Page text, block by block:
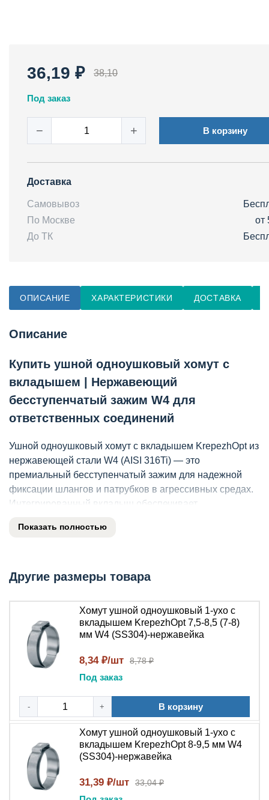
36,19 ₽ 38,10
Под заказ
− + В корзину
Доставка
Самовывоз
По Москве
от
До ТК
ОПИСАНИЕ ХАРАКТЕРИСТИКИ ДОСТАВКА
Описание
Купить ушной одноушковый хомут с
вкладышем | Нержавеющий
бесступенчатый зажим W4 для
ответственных соединений
Ушной одноушковый хомут с вкладышем KrepezhOpt из
нержавеющей стали W4 (AISI 316Ti) — это
премиальный бесступенчатый зажим для надежной
фиксации шлангов и патрубков в агрессивных средах.
Интегрированный вкладыш обеспечивает
нержавеющая сталь гарантирует максимальную
Ключевые характеристики
Параметр Значение
Тип изделия
Ушной одноушковый хомут с вкладышем
— бесступенчатый зажим с защитным
элементом
Нержавеющая сталь W4 (AISI 316Ti) —
максимальная коррозионная стойкость в
Вкладыш
Эластичный полимерный или резиновый
— защита фиксируемого объекта от
повреждений
Конструкция
Одноушковая (одноухая) с
интегрированным вкладышем —
бесступенчатое обжатие
Диапазон
Показать полностью
Другие размеры товара
Хомут ушной одноушковый 1-ухо с
вкладышем KrepezhOpt 7,5-8,5 (7-8)
мм W4 (SS304)-нержавейка
8,34 ₽/шт 8,78 ₽
Под заказ
- + В корзину
Хомут ушной одноушковый 1-ухо с
вкладышем KrepezhOpt 8-9,5 мм W4
(SS304)-нержавейка
31,39 ₽/шт 33,04 ₽